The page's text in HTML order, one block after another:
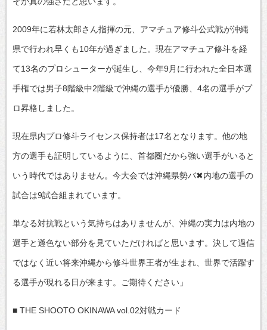
2009年に若林太郎さん指揮の元、アマチュア修斗公式戦が沖縄
県で行われ早くも10年が過ぎました。現在アマチュア修斗を経
て13名のプロシューターが誕生し、今年9月に行われた全日本選
手権では男子8階級中2階級で沖縄の選手が優勝、4名の選手がプ
ロ昇格しました。
現在県内プロ修斗ライセンス保持者は17名となります。他の地
方の選手も証明しているように、首都圏だから強い選手がいると
いう時代ではありません。今大会では沖縄県勢バ✖内地の選手の
試合は9試合組まれています。
単なる対抗戦という気持ちはありませんが、沖縄の実力は内地の
選手と遜色ない部分を見ていただければと思います。決して過信
ではなく近い将来沖縄から修斗世界王者が生まれ、世界で活躍す
る選手が現れる日が来ます。ご期待ください」
■ THE SHOOTO OKINAWA vol.02対戦カード